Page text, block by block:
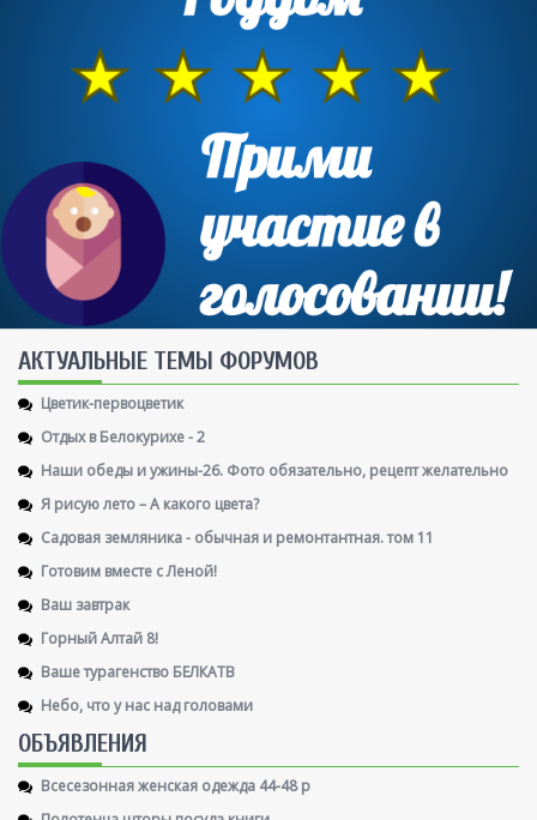
AКТУАЛЬНЫЕ ТЕМЫ ФОРУМОВ
Цветик-первоцветик
Отдых в Белокурихе - 2
Наши обеды и ужины-26. Фото обязательно, рецепт желательно
Я рисую лето – А какого цвета?
Садовая земляника - обычная и ремонтантная. том 11
Готовим вместе с Леной!
Ваш завтрак
Горный Алтай 8!
Ваше турагенство БЕЛКАТВ
Небо, что у нас над головами
ОБЪЯВЛЕНИЯ
Всесезонная женская одежда 44-48 р